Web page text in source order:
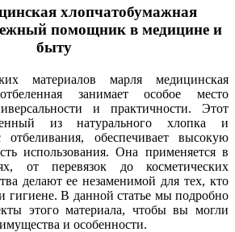
хлопчатобумажная
помощник в медицине и
быту
материалов марля медицинская
занимает особое место
и практичности. Этот
из натурального хлопка и
обеспечивает высокую
использования. Она применяется в
от перевязок до косметических
делают ее незаменимой для тех, кто
и гигиене. В данной статье мы подробно
этого материала, чтобы вы могли
и особенности.